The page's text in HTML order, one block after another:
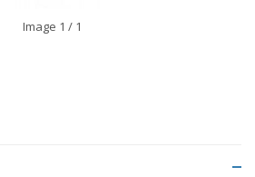
Image 1 / 1